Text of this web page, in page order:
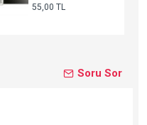
55,00 TL
Soru Sor